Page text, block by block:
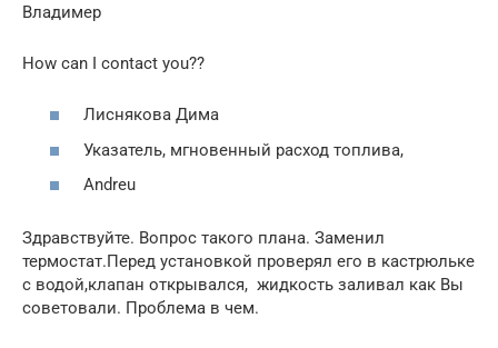
Владимер
How can I contact you??
Лиснякова Дима
Указатель, мгновенный расход топлива,
Andreu
Здравствуйте. Вопрос такого плана. Заменил
термостат.Перед установкой проверял его в кастрюльке
с водой,клапан открывался, жидкость заливал как Вы
советовали. Проблема в чем.